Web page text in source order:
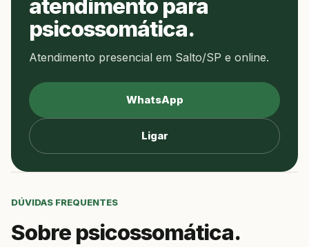
atendimento para
psicossomática.
Atendimento presencial em Salto/SP e online.
WhatsApp
Ligar
DÚVIDAS FREQUENTES
Sobre psicossomática.